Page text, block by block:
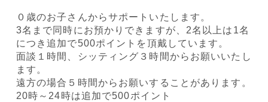
０歳のお子さんからサポートいたします。
3名まで同時にお預かりできますが、2名以上は1名
につき追加で500ポイントを頂戴しています。
面談１時間、シッティング３時間からお願いいたし
ます。
遠方の場合５時間からお願いすることがあります。
20時～24時は追加で500ポイント